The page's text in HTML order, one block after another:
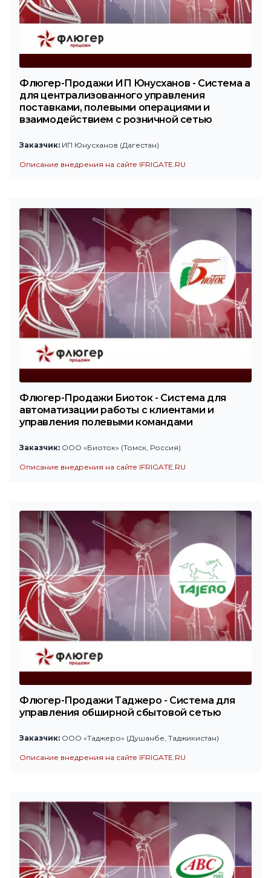
Флюгер-Продажи ИП Юнусханов - Система а
для централизованного управления
поставками, полевыми операциями и
взаимодействием с розничной сетью
Заказчик: ИП Юнусханов (Дагестан)
Описание внедрения на сайте IFRIGATE.RU
Флюгер-Продажи Биоток - Система для
автоматизации работы с клиентами и
управления полевыми командами
Заказчик: ООО «Биоток» (Томск, Россия)
Описание внедрения на сайте IFRIGATE.RU
Флюгер-Продажи Таджеро - Система для
управления обширной сбытовой сетью
Заказчик: ООО «Таджеро» (Душанбе, Таджикистан)
Описание внедрения на сайте IFRIGATE.RU